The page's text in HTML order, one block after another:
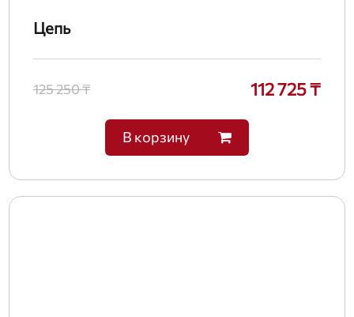
Цепь
125 250 ₸ 112 725 ₸
В корзину